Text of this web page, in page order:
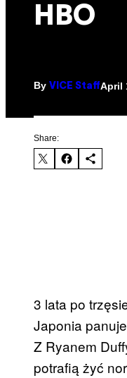
HBO
By VICE StaffApril
Share:
3 lata po
Japonia
Z Ryanem
potrafią żyć